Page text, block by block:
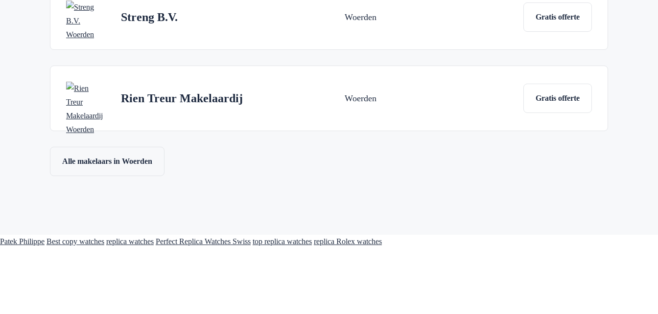
Streng B.V. Woerden Gratis offerte
Rien Treur Makelaardij Woerden Gratis offerte
Alle makelaars in Woerden
Patek Philippe Best copy watches replica watches Perfect Replica Watches Swiss top replica watches replica Rolex watches